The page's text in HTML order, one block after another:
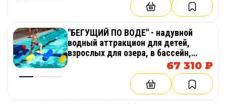
"БЕГУЩИЙ ПО ВОДЕ" - надувной
водный аттракцион для детей,
взрослых для озера, в бассейн,
67 310 ₽